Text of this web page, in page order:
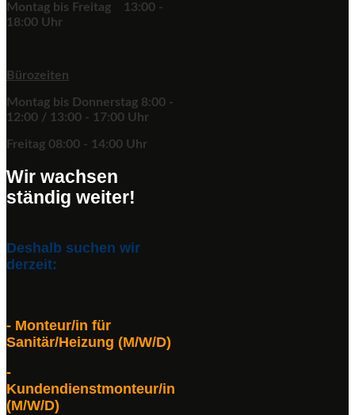
Montag bis Freitag 13:00 -
18:00 Uhr
Bürozeiten
Montag bis Donnerstag 8:00 -
12:00 / 13:00 - 17:00 Uhr
Freitag 08:00 - 14:00 Uhr
Wir wachsen
ständig weiter!
Deshalb suchen wir
derzeit:
- Monteur/in für
Sanitär/Heizung (M/W/D)
-
Kundendienstmonteur/in
(M/W/D)